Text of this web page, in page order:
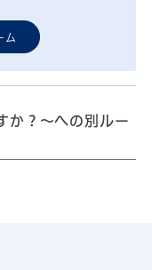
ム
か？～への別ルー